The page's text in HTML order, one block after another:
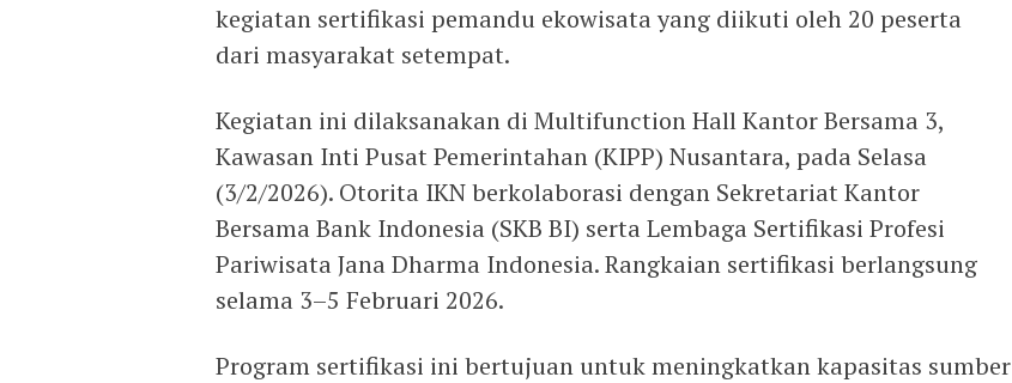
kegiatan sertifikasi pemandu ekowisata yang diikuti oleh 20 peserta
dari masyarakat setempat.
Kegiatan ini dilaksanakan di Multifunction Hall Kantor Bersama 3,
Kawasan Inti Pusat Pemerintahan (KIPP) Nusantara, pada Selasa
(3/2/2026). Otorita IKN berkolaborasi dengan Sekretariat Kantor
Bersama Bank Indonesia (SKB BI) serta Lembaga Sertifikasi Profesi
Pariwisata Jana Dharma Indonesia. Rangkaian sertifikasi berlangsung
selama 3–5 Februari 2026.
Program sertifikasi ini bertujuan untuk meningkatkan kapasitas sumber